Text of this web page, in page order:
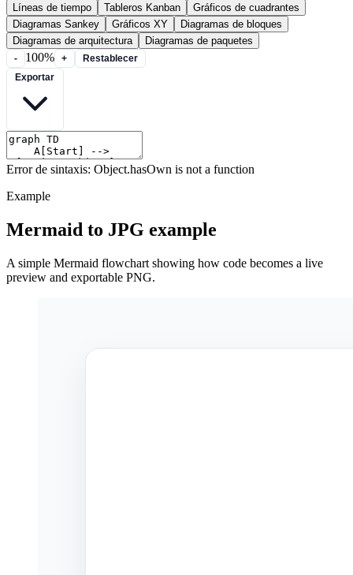
Líneas de tiempo
Tableros Kanban
Gráficos de cuadrantes
Diagramas Sankey
Gráficos XY
Diagramas de bloques
Diagramas de arquitectura
Diagramas de paquetes
- 100% +
Restablecer
Error de sintaxis: Object.hasOwn is not a function
Example
Mermaid to JPG example
A simple Mermaid flowchart showing how code becomes a live
preview and exportable PNG.